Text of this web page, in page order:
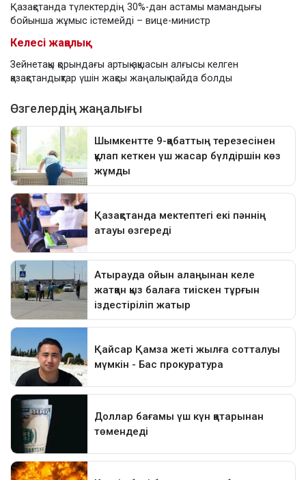
Қазақстанда түлектердің 30%-дан астамы мамандығы
бойынша жұмыс істемейді – вице-министр
Келесі жаңалық
Зейнетақы қорындағы артық ақшасын алғысы келген
қазақстандықтар үшін жақсы жаңалық пайда болды